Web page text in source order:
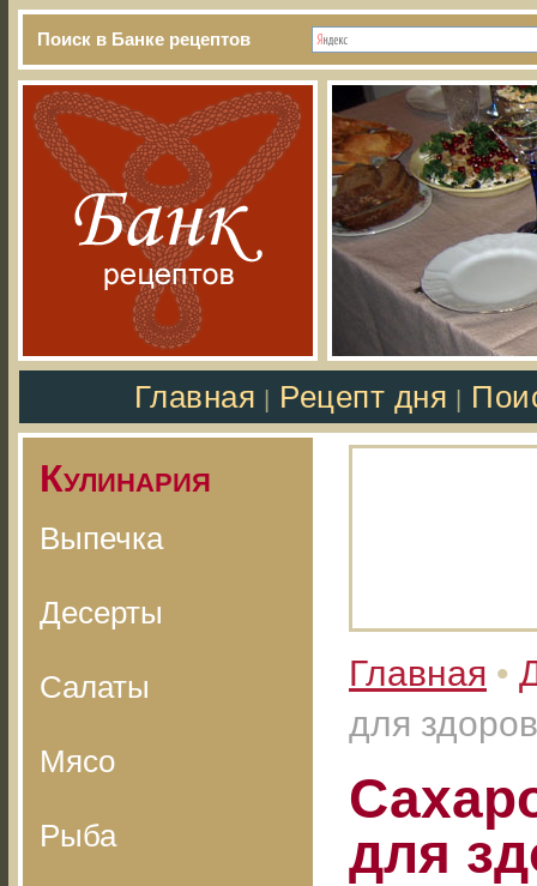
Поиск в Банке рецептов
Главная Рецепт дня
Кулинария
Выпечка
Десерты
Салаты
Мясо
Рыба
Главная •
для
для